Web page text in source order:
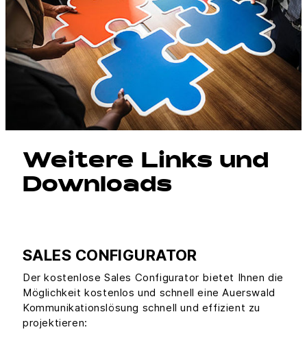
Weitere Links und
Downloads
SALES CONFIGURATOR
Der kostenlose Sales Configurator bietet Ihnen die
Möglichkeit kostenlos und schnell eine Auerswald
Kommunikationslösung schnell und effizient zu
projektieren: